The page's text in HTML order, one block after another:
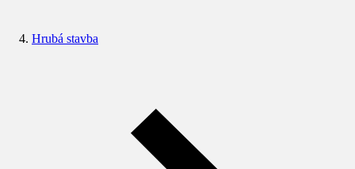
Hrubá stavba